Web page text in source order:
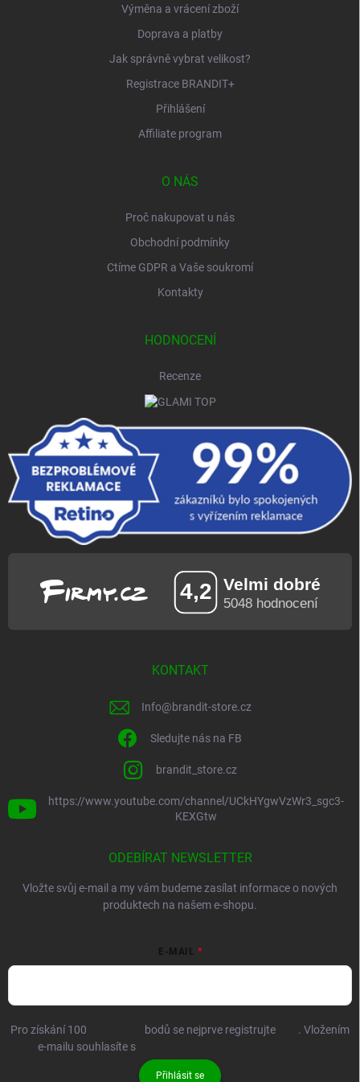
Výměna a vrácení zboží
Doprava a platby
Jak správně vybrat velikost?
Registrace BRANDIT+
Přihlášení
Affiliate program
O NÁS
Proč nakupovat u nás
Obchodní podmínky
Ctíme GDPR a Vaše soukromí
Kontakty
HODNOCENÍ
Recenze
KONTAKT
Info@brandit-store.cz
Sledujte nás na FB
brandit_store.cz
https://www.youtube.com/channel/UCkHYgwVzWr3_sgc3-
KEXGtw
ODEBÍRAT NEWSLETTER
Vložte svůj e-mail a my vám budeme zasílat informace o nových
produktech na našem e-shopu.
E-MAIL
Pro získání 100 bodů se nejprve registrujte
. Vložením
e-mailu souhlasíte s
Přihlásit se